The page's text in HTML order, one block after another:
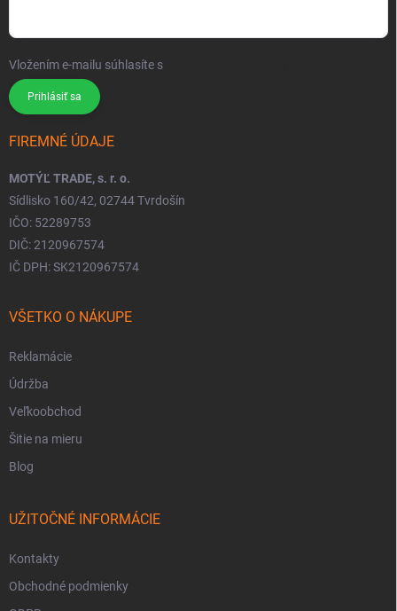
Vložením e-mailu súhlasíte s
Prihlásiť sa
FIREMNÉ ÚDAJE
MOTÝĽ TRADE, s. r. o.
Sídlisko 160/42, 02744 Tvrdošín
IČO: 52289753
DIČ: 2120967574
IČ DPH: SK2120967574
VŠETKO O NÁKUPE
Reklamácie
Údržba
Veľkoobchod
Šitie na mieru
Blog
UŽITOČNÉ INFORMÁCIE
Kontakty
Obchodné podmienky